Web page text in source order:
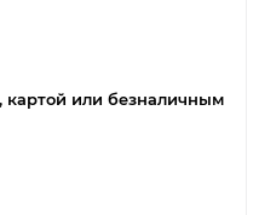
или безналичным